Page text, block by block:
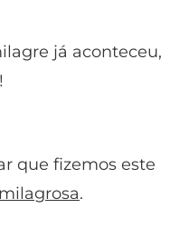
já aconteceu,
que fizemos este
.